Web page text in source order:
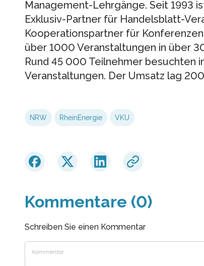
Management-Lehrgänge. Seit 1993
Exklusiv-Partner für Handelsblatt-
Kooperationspartner für
über 1000 Veranstaltungen in über
Rund 45 000 Teilnehmer besuchten
Veranstaltungen. Der Umsatz lag
NRW RheinEnergie VKU
Kommentare (0)
Schreiben Sie einen Kommentar